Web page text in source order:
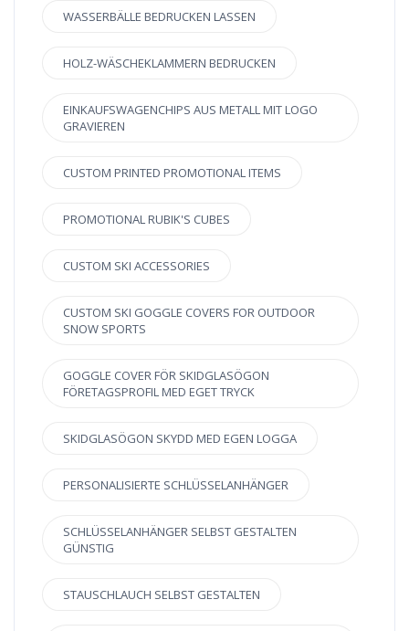
WASSERBÄLLE BEDRUCKEN LASSEN
HOLZ-WÄSCHEKLAMMERN BEDRUCKEN
EINKAUFSWAGENCHIPS AUS METALL MIT LOGO
GRAVIEREN
CUSTOM PRINTED PROMOTIONAL ITEMS
PROMOTIONAL RUBIK'S CUBES
CUSTOM SKI ACCESSORIES
CUSTOM SKI GOGGLE COVERS FOR OUTDOOR
SNOW SPORTS
GOGGLE COVER FÖR SKIDGLASÖGON
FÖRETAGSPROFIL MED EGET TRYCK
SKIDGLASÖGON SKYDD MED EGEN LOGGA
PERSONALISIERTE SCHLÜSSELANHÄNGER
SCHLÜSSELANHÄNGER SELBST GESTALTEN
GÜNSTIG
STAUSCHLAUCH SELBST GESTALTEN